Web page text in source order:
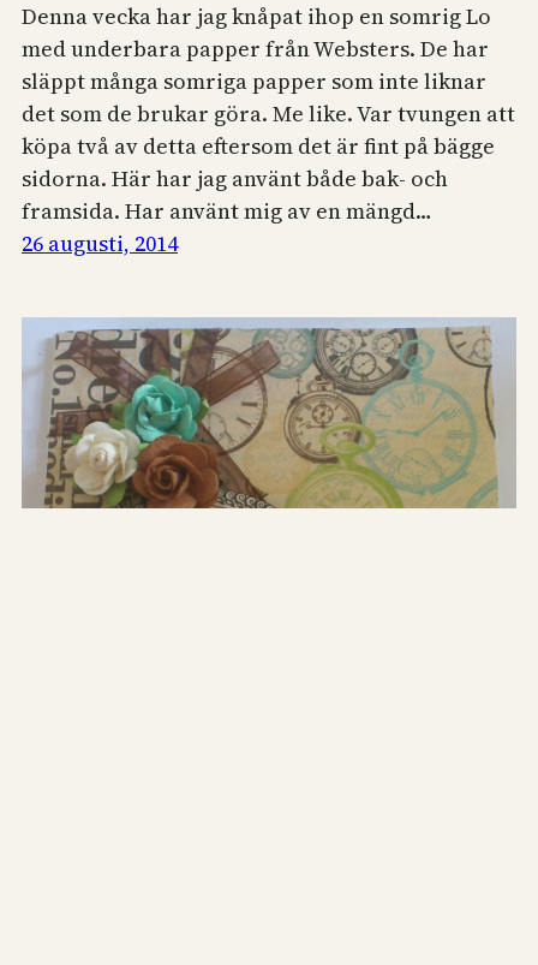
Denna vecka har jag knåpat ihop en somrig Lo
med underbara papper från Websters. De har
släppt många somriga papper som inte liknar
det som de brukar göra. Me like. Var tvungen att
köpa två av detta eftersom det är fint på bägge
sidorna. Här har jag använt både bak- och
framsida. Har använt mig av en mängd…
26 augusti, 2014